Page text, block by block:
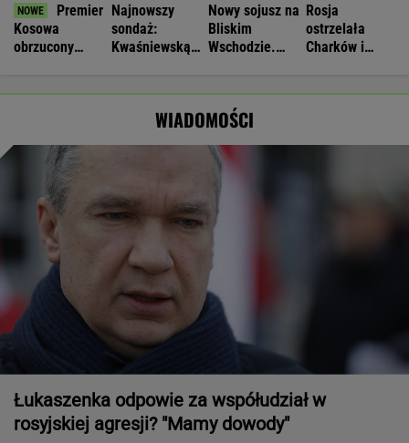
Premier
Kosowa
obrzucony
Najnowszy
sondaż:
Kwaśniewską
Nowy sojusz na
Bliskim
Wschodzie.
Rosja
ostrzelała
Charków i
WIADOMOŚCI
Łukaszenka odpowie za współudział w
rosyjskiej agresji? "Mamy dowody"